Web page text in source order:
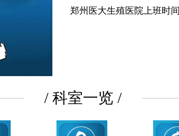
郑州医大生殖医院上班时间
/ 科室一览 /